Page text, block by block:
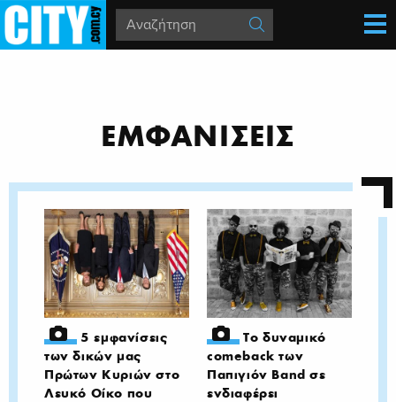
ΕΜΦΑΝΙΣΕΙΣ
5 εμφανίσεις
των δικών μας
Πρώτων Κυριών στο
Λευκό Οίκο που
Το δυναμικό
comeback των
Παπιγιόν Band σε
ενδιαφέρει